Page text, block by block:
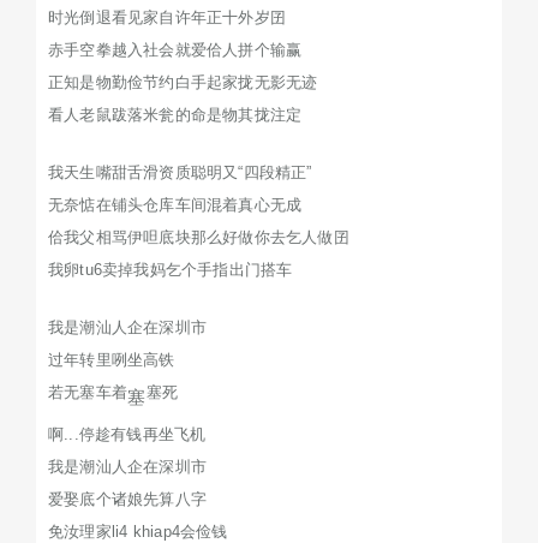
时光倒退看见家自许年正十外岁囝
赤手空拳越入社会就爱佮人拼个输赢
正知是物勤俭节约白手起家拢无影无迹
看人老鼠跋落米瓮的命是物其拢注定
我天生嘴甜舌滑资质聪明又“四段精正”
无奈惦在铺头仓库车间混着真心无成
佮我父相骂伊呾底块那么好做你去乞人做囝
我卵tu6卖掉我妈乞个手指出门搭车
我是潮汕人企在深圳市
过年转里咧坐高铁
若无塞车着塞塞死
啊...停趁有钱再坐飞机
我是潮汕人企在深圳市
爱娶底个诸娘先算八字
免汝理家li4 khiap4会俭钱